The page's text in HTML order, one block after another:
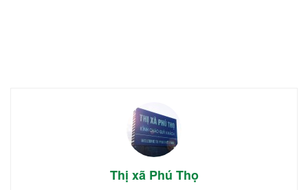
Thị xã Phú Thọ